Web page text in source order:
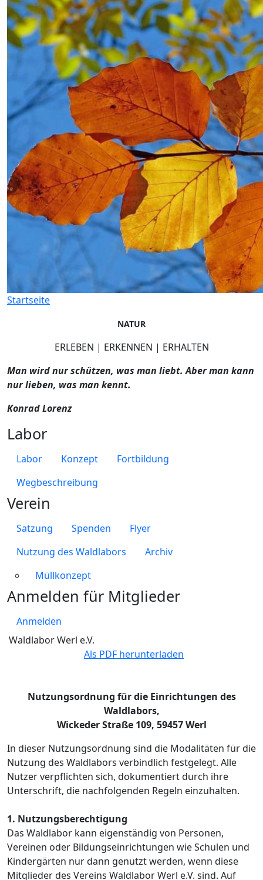
Startseite
Waldlabor Werl e.V.
Als PDF herunterladen
Nutzungsordnung für die Einrichtungen des
Waldlabors,
Wickeder Straße 109, 59457 Werl
In dieser Nutzungsordnung sind die Modalitäten für die
Nutzung des Waldlabors verbindlich festgelegt. Alle
Nutzer verpflichten sich, dokumentiert durch ihre
Unterschrift, die nachfolgenden Regeln einzuhalten.
1. Nutzungsberechtigung
Das Waldlabor kann eigenständig von Personen,
Vereinen oder Bildungseinrichtungen wie Schulen und
Kindergärten nur dann genutzt werden, wenn diese
Mitglieder des Vereins Waldlabor Werl e.V. sind. Auf
NATUR
ERLEBEN | ERKENNEN | ERHALTEN
Man wird nur schützen, was man liebt. Aber man kann
nur lieben, was man kennt.
Konrad Lorenz
Labor
Labor Konzept
Fortbildung
Wegbeschreibung
Verein
Satzung Spenden
Flyer
Nutzung des Waldlabors
Müllkonzept
Archiv
Anmelden für Mitglieder
Anmelden